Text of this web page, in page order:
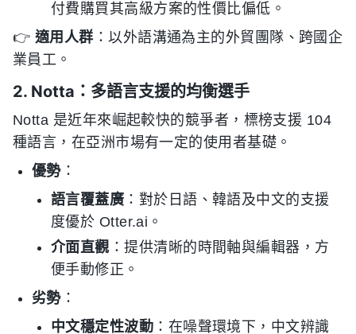
付費購買其高級方案的性價比偏低。
👉 適用人群 ：以外語溝通為主的外貿團隊、跨國企
業員工。
2. Notta：多語言支援的均衡選手
Notta 是近年來崛起較快的競爭者，標榜支援 104
種語言，在亞洲市場有一定的使用者基礎。
優勢：
語言覆蓋廣 ：對於日語、韓語及中文的支援
度優於 Otter.ai。
介面直觀 ：提供清晰的時間軸與編輯器，方
便手動修正。
劣勢：
中文穩定性波動 ：在噪聲環境下，中文辨識